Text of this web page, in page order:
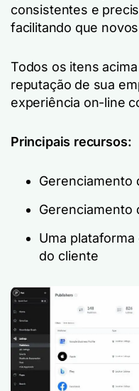
consistentes e
facilitando que
Todos os itens
reputação de sua
experiência on-line
Principais recursos:
Gerenciamento
Gerenciamento
Uma
do cliente